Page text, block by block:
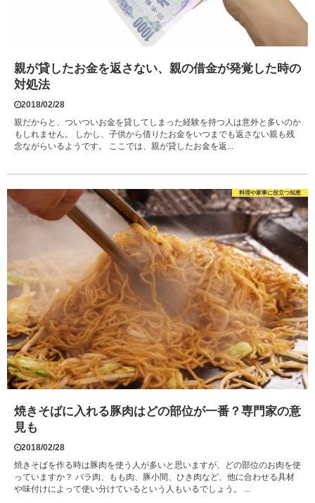
親が貸したお金を返さない、親の借金が発覚した時の
対処法
2018/02/28
親だからと、ついついお金を貸してしまった経験を持つ人は意外と多いのか
もしれません。 しかし、子供から借りたお金をいつまでも返さない親も残
念ながらいるようです。 ここでは、親が貸したお金を返...
料理や家事に役立つ知恵
焼きそばに入れる豚肉はどの部位が一番？専門家の意
見も
2018/02/28
焼きそばを作る時は豚肉を使う人が多いと思いますが、どの部位のお肉を使
っていますか？ バラ肉、もも肉、豚小間、ひき肉など、他に合わせる具材
や味付けによって使い分けているという人もいるでしょう。 ...